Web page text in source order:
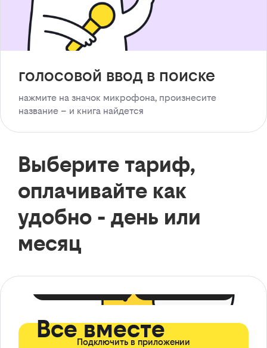
голосовой ввод в поиске
нажмите на значок микрофона, произнесите
название – и книга найдется
Выберите тариф,
оплачивайте как
удобно - день или
месяц
Все вместе
Подключить в приложении